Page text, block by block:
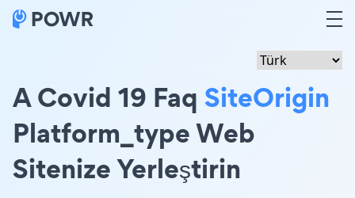
A Covid 19 Faq SiteOrigin
Platform_type Web
Sitenize Yerleştirin